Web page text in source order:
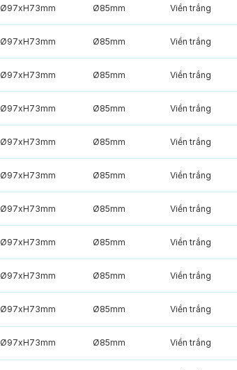
Ø97xH73mm Ø85mm Viền trắng
Ø97xH73mm Ø85mm Viền trắng
Ø97xH73mm Ø85mm Viền trắng
Ø97xH73mm Ø85mm Viền trắng
Ø97xH73mm Ø85mm Viền trắng
Ø97xH73mm Ø85mm Viền trắng
Ø97xH73mm Ø85mm Viền trắng
Ø97xH73mm Ø85mm Viền trắng
Ø97xH73mm Ø85mm Viền trắng
Ø97xH73mm Ø85mm Viền trắng
Ø97xH73mm Ø85mm Viền trắng